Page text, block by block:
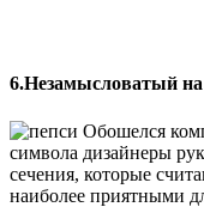
6.Незамысловатый на
Обошелся
символа дизайнеры
сечения, которые
наиболее приятными